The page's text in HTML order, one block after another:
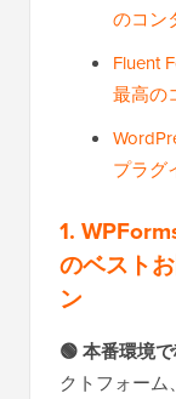
のコン
Fluent
最高の
プラグ
1.
のベスト
ン
🟢 本番環境
クトフォー